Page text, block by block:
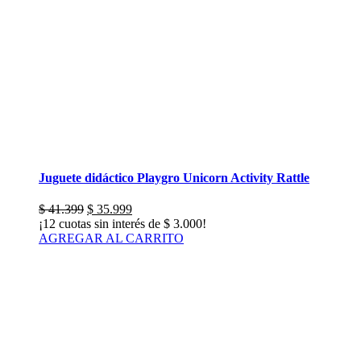
Juguete didáctico Playgro Unicorn Activity Rattle
$41.399 El
precio
original
$ 35.999El
precio
actual
¡12 cuotas sin interés de $ 3.000!
AGREGAR AL CARRITO